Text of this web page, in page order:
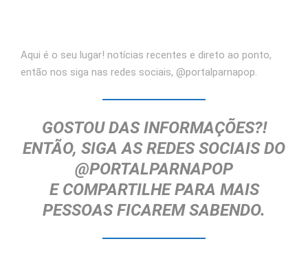
Aqui é o seu lugar! notícias recentes e direto ao ponto,
então nos siga nas redes sociais, @portalparnapop.
GOSTOU DAS INFORMAÇÕES?!
ENTÃO, SIGA AS REDES SOCIAIS DO
@PORTALPARNAPOP
ECOMPARTILHEPARA MAIS
PESSOAS FICAREM SABENDO.